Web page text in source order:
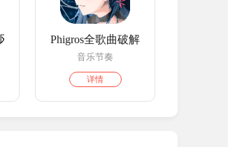
云 Phigros全歌曲破解版
音乐节奏
详情